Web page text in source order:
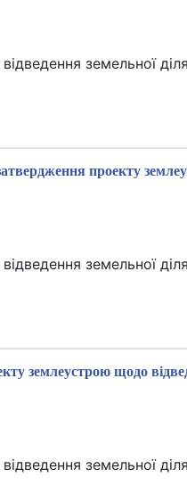
земельної
проекту
земельної
землеустрою щодо
земельної